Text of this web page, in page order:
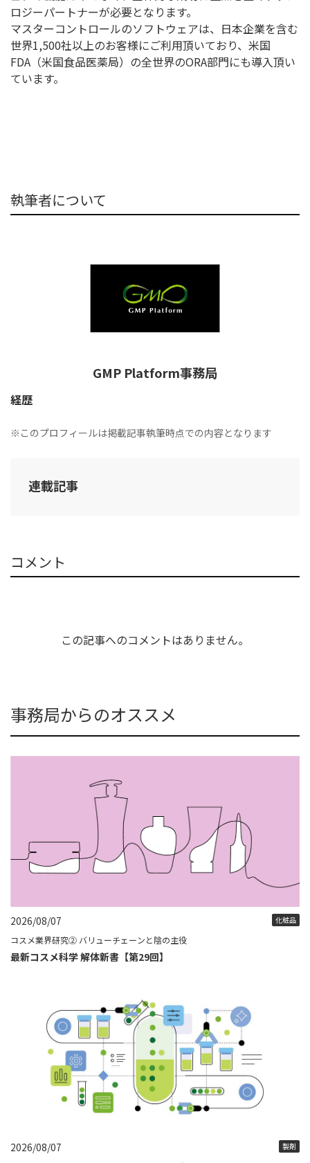
ロジーパートナーが必要となります。
マスターコントロールのソフトウェアは、日本企業を含む
世界1,500社以上のお客様にご利用頂いており、米国
FDA（米国食品医薬局）の全世界のORA部門にも導入頂い
ています。
執筆者について
GMP Platform事務局
経歴
※このプロフィールは掲載記事執筆時点での内容となります
連載記事
コメント
この記事へのコメントはありません。
事務局からのオススメ
2026/08/07 化粧品
コスメ業界研究② バリューチェーンと陰の主役
最新コスメ科学 解体新書【第29回】
2026/08/07 製剤